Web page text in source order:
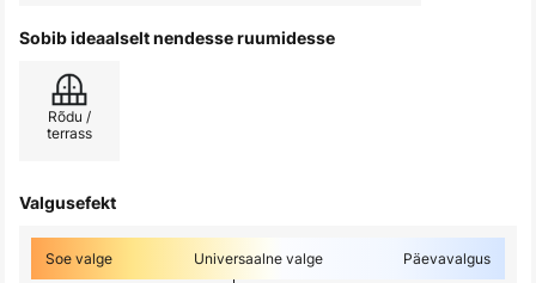
Sobib ideaalselt nendesse ruumidesse
Rõdu /
terrass
Valgusefekt
Soe valge Universaalne valge Päevavalgus